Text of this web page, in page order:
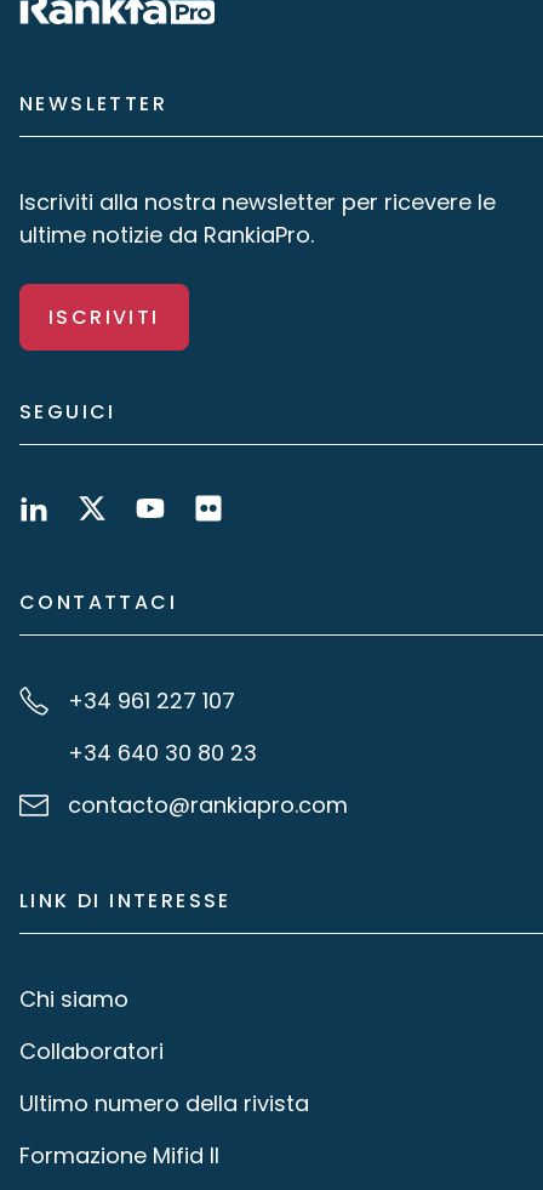
NEWSLETTER
Iscriviti alla nostra newsletter per ricevere le
ultime notizie da RankiaPro.
ISCRIVITI
SEGUICI
CONTATTACI
+34 961 227 107
+34 640 30 80 23
contacto@rankiapro.com
LINK DI INTERESSE
Chi siamo
Collaboratori
Ultimo numero della rivista
Formazione Mifid II